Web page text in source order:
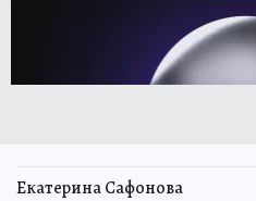
Екатерина Сафонова